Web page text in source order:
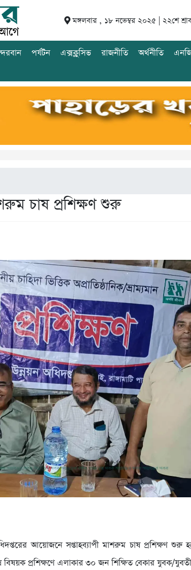
মঙ্গলবার , ১৮ নভেম্বর ২০২৫ | ২২শে
পর্যটন এক্সক্লুসিভ রাজনীতি অর্থনীতি
চাষ প্রশিক্ষণ শুরু
আয়োজনে সপ্তাহব্যাপী মাশরুম চাষ প্রশিক্ষণ শুরু
বিষয়ক প্রশিক্ষণে এলাকার ৩০ জন শিক্ষিত বেকার যুবক/